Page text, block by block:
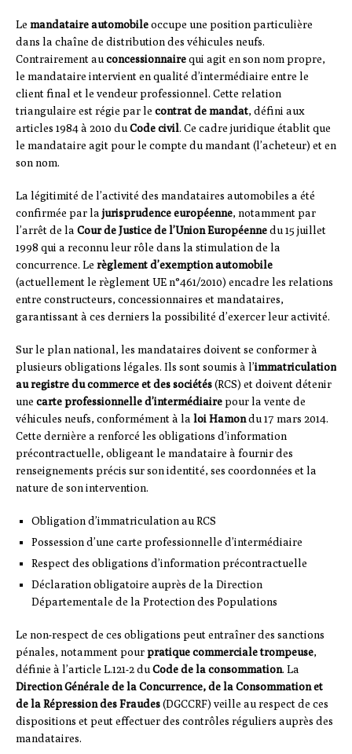
Le mandataire automobileoccupe une position particulière
dans la chaîne de distribution des véhicules neufs.
Contrairement auconcessionnairequi agit en son nom propre,
le mandataire intervient en qualité d’intermédiaire entre le
client final et le vendeur professionnel. Cette relation
triangulaire est régie par le contrat de mandat, défini aux
articles 1984 à 2010 duCode civil. Ce cadre juridique établit que
le mandataire agit pour le compte du mandant (l’acheteur) et en
son nom.
La légitimité de l’activité des mandataires automobiles a été
confirmée par la jurisprudence européenne, notamment par
l’arrêt de la Cour de Justice de l’Union Européennedu 15 juillet
1998 qui a reconnu leur rôle dans la stimulation de la
concurrence. Le règlement d’exemption automobile
(actuellement le règlement UE n°461/2010) encadre les relations
entre constructeurs, concessionnaires et mandataires,
garantissant à ces derniers la possibilité d’exercer leur activité.
Sur le plan national, les mandataires doivent se conformer à
plusieurs obligations légales. Ils sont soumis à l’immatriculation
au registre du commerce et des sociétés(RCS) et doivent détenir
une carte professionnelle d’intermédiairepour la vente de
véhicules neufs, conformément à la loi Hamondu 17 mars 2014.
Cette dernière a renforcé les obligations d’information
précontractuelle, obligeant le mandataire à fournir des
renseignements précis sur son identité, ses coordonnées et la
nature de son intervention.
Obligation d’immatriculation au RCS
Possession d’une carte professionnelle d’intermédiaire
Respect des obligations d’information précontractuelle
Déclaration obligatoire auprès de la Direction
Départementale de la Protection des Populations
Le non-respect de ces obligations peut entraîner des sanctions
pénales, notamment pourpratique commerciale trompeuse,
définie à l’article L.121-2 duCode de la consommation. La
Direction Générale de la Concurrence, de la Consommation et
de la Répression des Fraudes(DGCCRF) veille au respect de ces
dispositions et peut effectuer des contrôles réguliers auprès des
mandataires.